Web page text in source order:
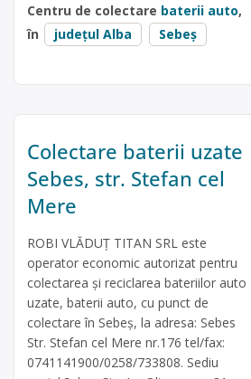
Centru de colectare baterii auto,
în
județul Alba Sebeș
Colectare baterii uzate
Sebes, str. Stefan cel
Mere
ROBI VLĂDUŢ TITAN SRL este
operator economic autorizat pentru
colectarea și reciclarea bateriilor auto
uzate, baterii auto, cu punct de
colectare în Sebeș, la adresa: Sebes
Str. Stefan cel Mere nr.176 tel/fax:
0741141900/0258/733808. Sediu